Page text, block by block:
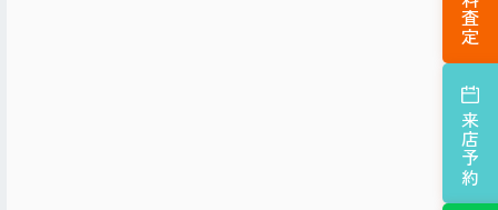
来店予約